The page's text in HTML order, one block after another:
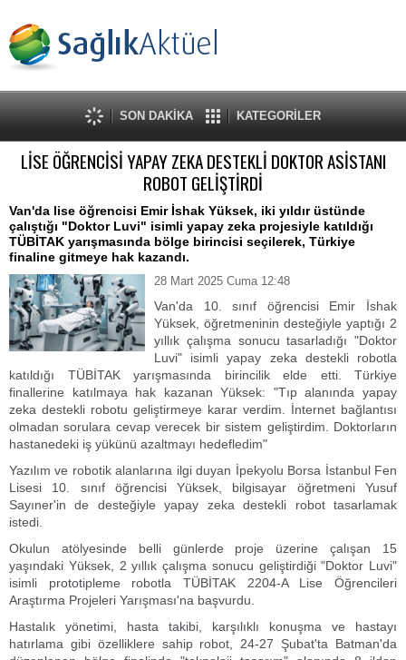
SON DAKİKA KATEGORİLER
LİSE ÖĞRENCİSİ YAPAY ZEKA DESTEKLİ DOKTOR ASİSTANI
ROBOT GELİŞTİRDİ
Van'da lise öğrencisi Emir İshak Yüksek, iki yıldır üstünde
çalıştığı "Doktor Luvi" isimli yapay zeka projesiyle katıldığı
TÜBİTAK yarışmasında bölge birincisi seçilerek, Türkiye
finaline gitmeye hak kazandı.
28 Mart 2025 Cuma 12:48
Van'da 10. sınıf öğrencisi Emir İshak
Yüksek, öğretmeninin desteğiyle yaptığı 2
yıllık çalışma sonucu tasarladığı "Doktor
Luvi" isimli yapay zeka destekli robotla
katıldığı TÜBİTAK yarışmasında birincilik elde etti. Türkiye
finallerine katılmaya hak kazanan Yüksek: "Tıp alanında yapay
zeka destekli robotu geliştirmeye karar verdim. İnternet bağlantısı
olmadan sorulara cevap verecek bir sistem geliştirdim. Doktorların
hastanedeki iş yükünü azaltmayı hedefledim"
Yazılım ve robotik alanlarına ilgi duyan İpekyolu Borsa İstanbul Fen
Lisesi 10. sınıf öğrencisi Yüksek, bilgisayar öğretmeni Yusuf
Sayıner'in de desteğiyle yapay zeka destekli robot tasarlamak
istedi.
Okulun atölyesinde belli günlerde proje üzerine çalışan 15
yaşındaki Yüksek, 2 yıllık çalışma sonucu geliştirdiği "Doktor Luvi"
isimli prototipleme robotla TÜBİTAK 2204-A Lise Öğrencileri
Araştırma Projeleri Yarışması'na başvurdu.
Hastalık yönetimi, hasta takibi, karşılıklı konuşma ve hastayı
hatırlama gibi özelliklere sahip robot, 24-27 Şubat'ta Batman'da